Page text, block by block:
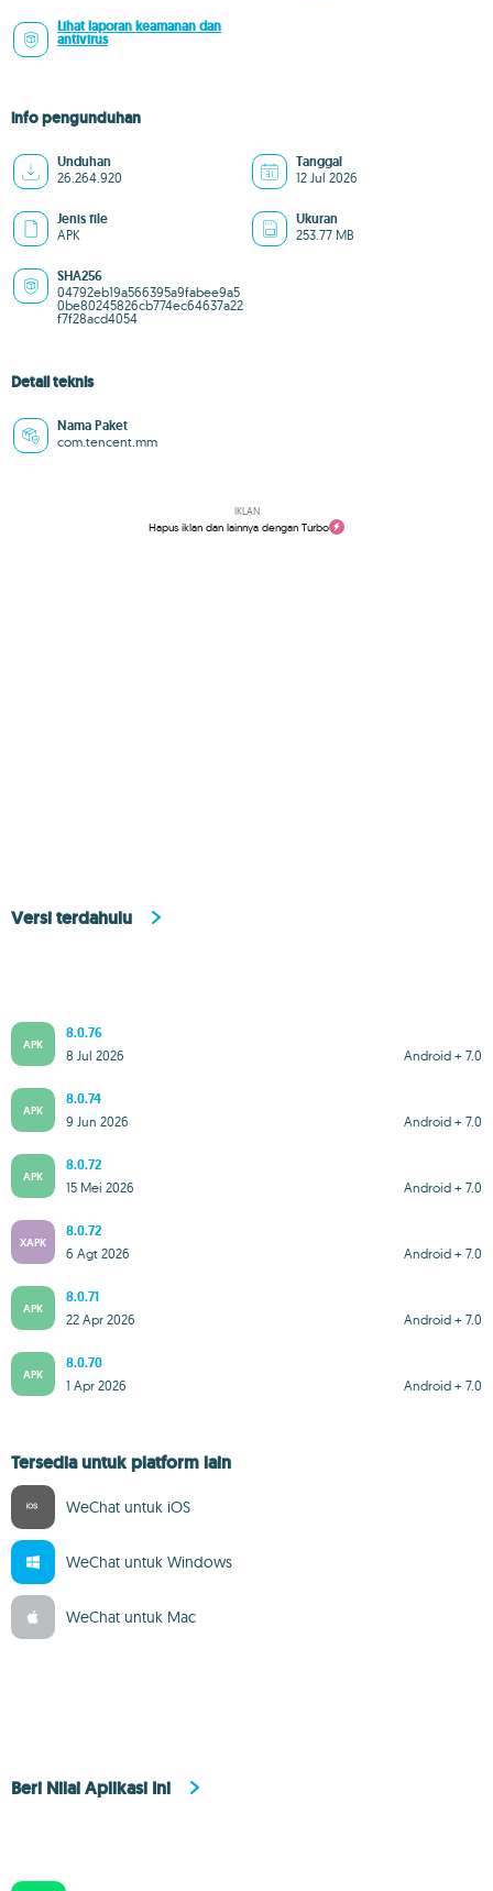
Lihat laporan keamanan dan
antivirus
info pengunduhan
Unduhan
26.264.920
Tanggal
12 Jul 2026
Jenis file
APK
Ukuran
253.77 MB
SHA256
04792eb19a566395a9fabee9a5
0be80245826cb774ec64637a22
f7f28acd4054
Detail teknis
Nama Paket
com.tencent.mm
IKLAN
Hapus iklan dan lainnya dengan Turbo
Versi terdahulu
APK
8.0.76
Android + 7.0
8 Jul 2026
APK
8.0.74
Android + 7.0
9 Jun 2026
APK
8.0.72
Android + 7.0
15 Mei 2026
XAPK
8.0.72
Android + 7.0
6 Agt 2026
APK
8.0.71
Android + 7.0
22 Apr 2026
APK
8.0.70
Android + 7.0
1 Apr 2026
Tersedia untuk platform lain
WeChat untuk iOS
WeChat untuk Windows
WeChat untuk Mac
Beri Nilai Aplikasi Ini